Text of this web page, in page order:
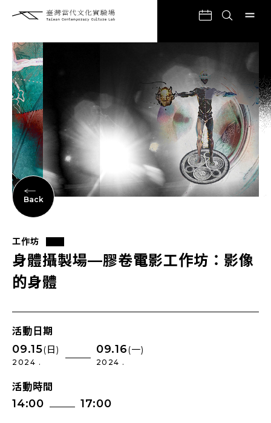
Back
工作坊
身體攝製場—膠卷電影工作坊：影像
的身體
活動日期
09.15(日)
2024 .
09.16(一)
2024 .
活動時間
14:00 17:00